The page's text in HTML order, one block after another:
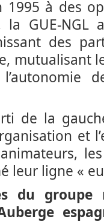
à des
la GUE-
des
mutualisant
l’autonomie
de la
et
leur ligne «
du groupe